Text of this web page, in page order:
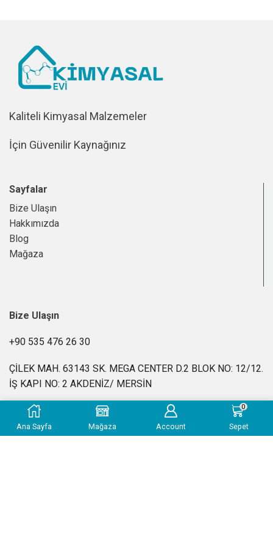
Ana Sayfa Mağaza Account
0
Sepet
Kaliteli Kimyasal Malzemeler
İçin Güvenilir Kaynağınız
Sayfalar
Bize Ulaşın
Hakkımızda
Blog
Mağaza
Bize Ulaşın
+90 535 476 26 30
ÇİLEK MAH. 63143 SK. MEGA CENTER D.2 BLOK NO: 12/12.
İŞ KAPI NO: 2 AKDENİZ/ MERSİN
info@kimyasalevi.com
Pzt-Cuma: 10:00 – 18:00